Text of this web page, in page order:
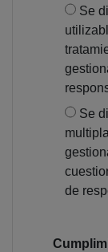
Se
Se
de